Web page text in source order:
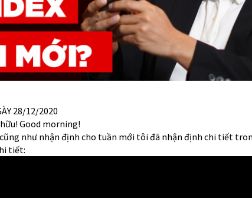
28/12/2020
Good morning!
như nhận định cho tuần mới tôi đã nhận định chi tiết
tiết: